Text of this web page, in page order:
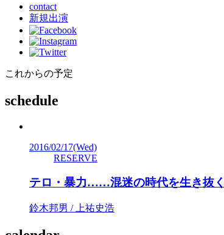
contact
新規出演
これからの予定
schedule
2016/02/17(Wed)
RESERVE
テロ・暴力……混迷の時代を生き抜
鈴木邦男 / 上祐史浩